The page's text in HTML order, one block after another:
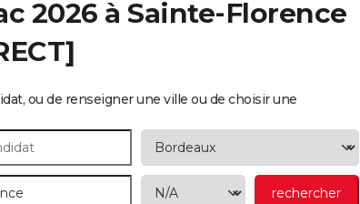
2026 à Sainte-Florence
ou de renseigner une ville ou de choisir une